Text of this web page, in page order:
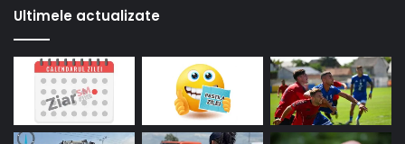
Ultimele actualizate